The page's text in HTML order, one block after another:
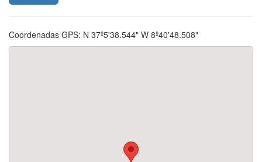
Coordenadas GPS: N 37º5'38.544" W 8º40'48.508"